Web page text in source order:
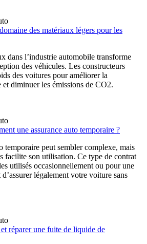
des matériaux légers pour les
dans l’industrie automobile transforme
des véhicules. Les constructeurs
des voitures pour améliorer la
et diminuer les émissions de CO2.
une assurance auto temporaire ?
temporaire peut sembler complexe, mais
facilite son utilisation. Ce type de contrat
utilisés occasionnellement ou pour une
légalement votre voiture sans
réparer une fuite de liquide de